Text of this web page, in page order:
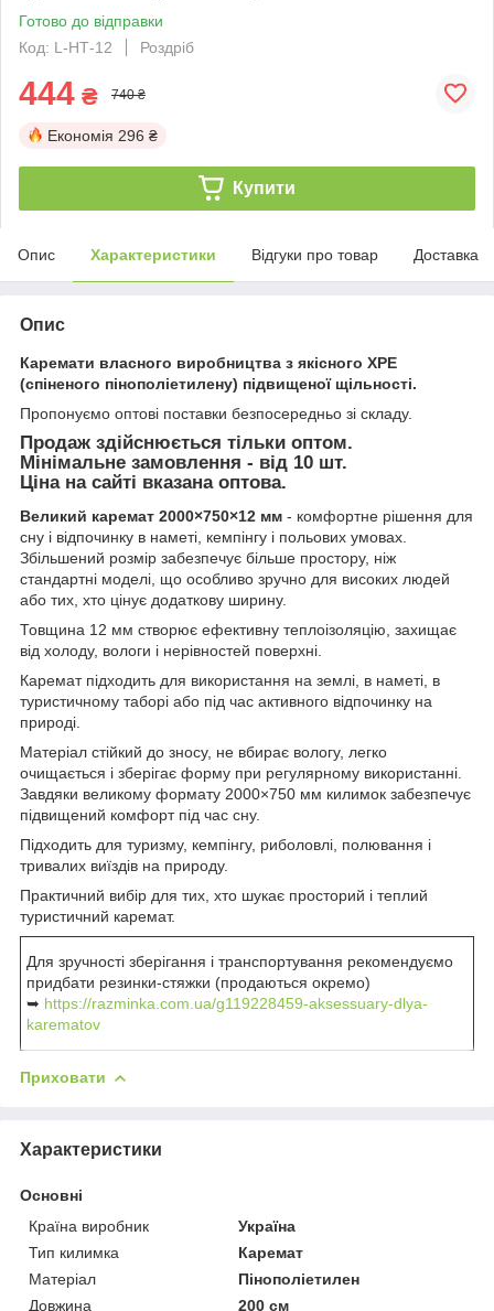
Готово до відправки
Код: L-НТ-12
Роздріб
444 ₴ 740 ₴
Економія 296 ₴
Купити
Опис Характеристики Відгуки про товар Доставка
Опис
Каремати власного виробництва з якісного XPE
(спіненого пінополіетилену) підвищеної щільності.
Пропонуємо оптові поставки безпосередньо зі складу.
Продаж здійснюється тільки оптом.
Мінімальне замовлення - від 10 шт.
Ціна на сайті вказана оптова.
Великий каремат 2000×750×12 мм - комфортне рішення для
сну і відпочинку в наметі, кемпінгу і польових умовах.
Збільшений розмір забезпечує більше простору, ніж
стандартні моделі, що особливо зручно для високих людей
або тих, хто цінує додаткову ширину.
Товщина 12 мм створює ефективну теплоізоляцію, захищає
від холоду, вологи і нерівностей поверхні.
Каремат підходить для використання на землі, в наметі, в
туристичному таборі або під час активного відпочинку на
природі.
Матеріал стійкий до зносу, не вбирає вологу, легко
очищається і зберігає форму при регулярному використанні.
Завдяки великому формату 2000×750 мм килимок забезпечує
підвищений комфорт під час сну.
Підходить для туризму, кемпінгу, риболовлі, полювання і
тривалих виїздів на природу.
Практичний вибір для тих, хто шукає просторий і теплий
туристичний каремат.
Для зручності зберігання і транспортування рекомендуємо
придбати резинки-стяжки (продаються окремо)
➥ https://razminka.com.ua/g119228459-aksessuary-dlya-
karematov
Приховати
Характеристики
Основні
Країна виробник
Україна
Тип килимка
Каремат
Матеріал
Пінополіетилен
Довжина
200 см